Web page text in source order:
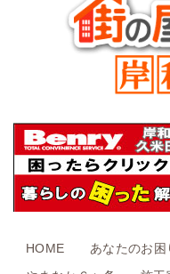
HOME
あなたのお